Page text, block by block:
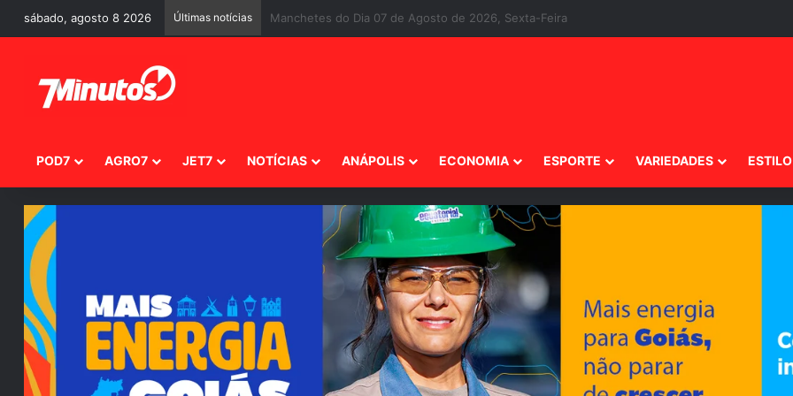
sábado, agosto 8 2026 Últimas notícias A despedida precoce de Fernando Correia
POD7 AGRO7 JET7 NOTÍCIAS ANÁPOLIS ECONOMIA ESPORTE VARIEDADES ESTILO